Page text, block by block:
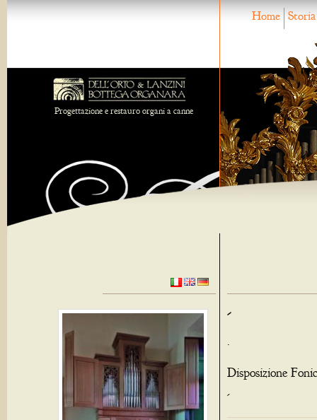
Home Storia
Progettazione e restauro organi a canne
-
.
Disposizione
-